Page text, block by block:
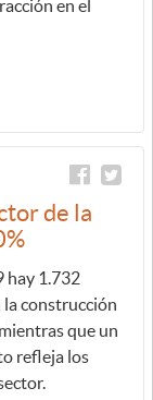
en el
de la
hay 1.732
construcción
que un
refleja los